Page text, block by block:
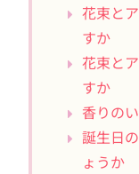
花束と
すか
花束と
すか
香りの
誕生日
ょうか